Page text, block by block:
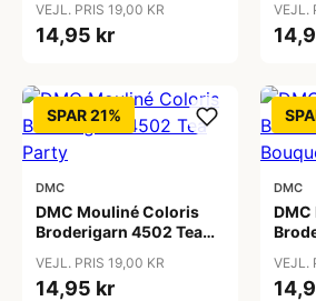
VEJL. PRIS 19,00 KR
14,95 kr
VEJL.
SPAR 21%
DMC
DMC Mouliné Coloris
Broderigarn 4502 Tea
VEJL. PRIS 19,00 KR
14,95 kr
DMC
VEJL.